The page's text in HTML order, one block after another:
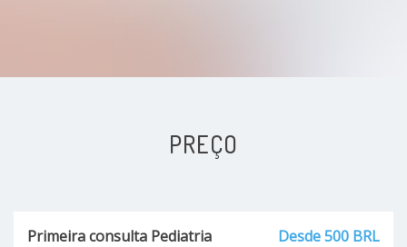
PREÇO
Primeira consulta Pediatria Desde 500 BRL